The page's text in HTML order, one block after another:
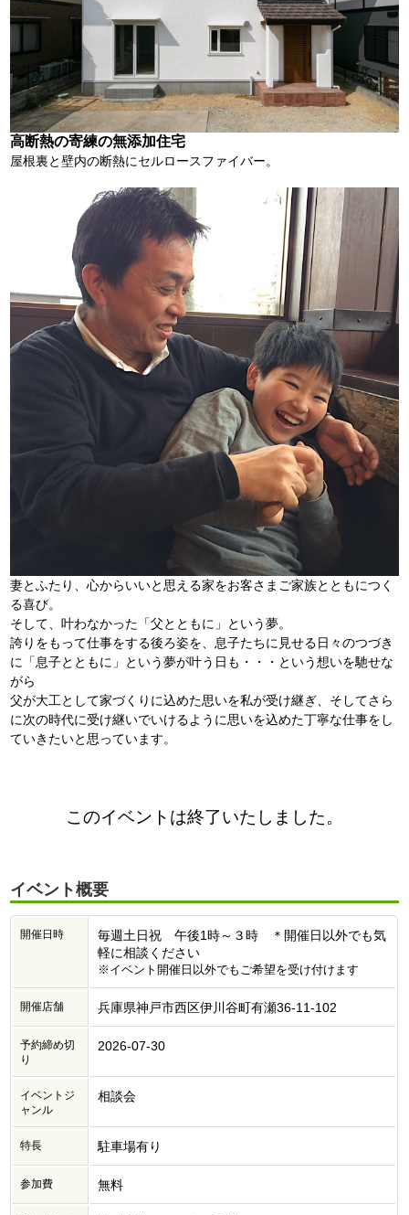
高断熱の寄練の無添加住宅
屋根裏と壁内の断熱にセルロースファイバー。
妻とふたり、心からいいと思える家をお客さまご家族とともにつく
る喜び。
そして、叶わなかった「父とともに」という夢。
誇りをもって仕事をする後ろ姿を、息子たちに見せる日々のつづき
に「息子とともに」という夢が叶う日も・・・という想いを馳せな
がら
父が大工として家づくりに込めた思いを私が受け継ぎ、そしてさら
に次の時代に受け継いでいけるように思いを込めた丁寧な仕事をし
ていきたいと思っています。
このイベントは終了いたしました。
イベント概要
開催日時
毎週土日祝 午後1時～３時 ＊開催日以外でも気
軽に相談ください
※イベント開催日以外でもご希望を受け付けます
開催店舗 兵庫県神戸市西区伊川谷町有瀬36-11-102
予約締め切
り
2026-07-30
イベントジ
ャンル
相談会
特長 駐車場有り
参加費 無料